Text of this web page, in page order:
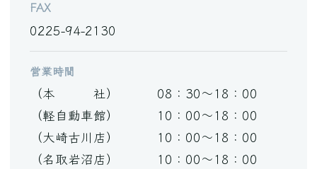
FAX
0225-94-2130
営業時間
（本 社） 08：30～18：00
（軽自動車館） 10：00～18：00
（大崎古川店） 10：00～18：00
（名取岩沼店） 10：00～18：00